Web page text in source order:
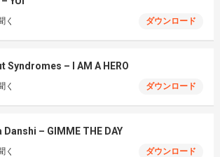
く ダウンロード
Syndromes – I AM A HERO
く ダウンロード
Danshi – GIMME THE DAY
く ダウンロード